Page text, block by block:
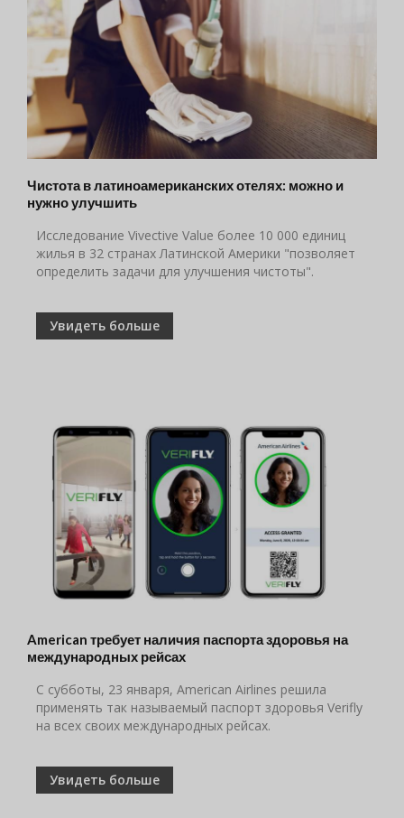
Чистота в латиноамериканских отелях: можно и
нужно улучшить
Исследование Vivective Value более 10 000 единиц
жилья в 32 странах Латинской Америки "позволяет
определить задачи для улучшения чистоты".
Увидеть больше
American требует наличия паспорта здоровья на
международных рейсах
С субботы, 23 января, American Airlines решила
применять так называемый паспорт здоровья Verifly
на всех своих международных рейсах.
Увидеть больше